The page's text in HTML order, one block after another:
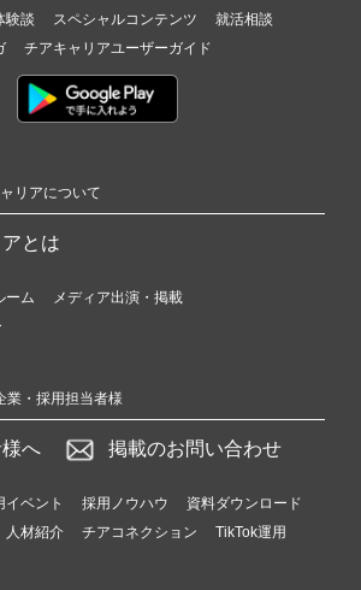
験談 スペシャルコンテンツ
就活相談
チアキャリアユーザーガイド
リアについて
とは
ーム
メディア出演・掲載
業・採用担当者様
へ 掲載のお問い合わせ
イベント 採用ノウハウ
資料ダウンロード
人材紹介 チアコネクション
TikTok運用